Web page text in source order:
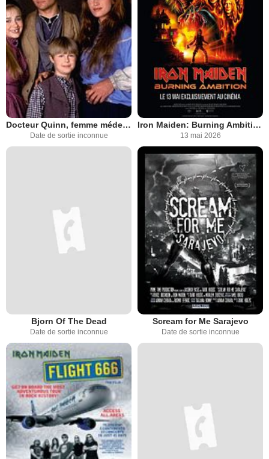
Docteur Quinn, femme médecin
Date de sortie inconnue
Iron Maiden: Burning Ambition
13 mai 2026
Bjorn Of The Dead
Date de sortie inconnue
Scream for Me Sarajevo
Date de sortie inconnue